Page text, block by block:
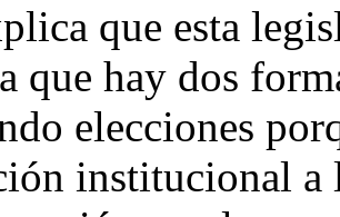
que esta
que hay dos
elecciones
institucional a